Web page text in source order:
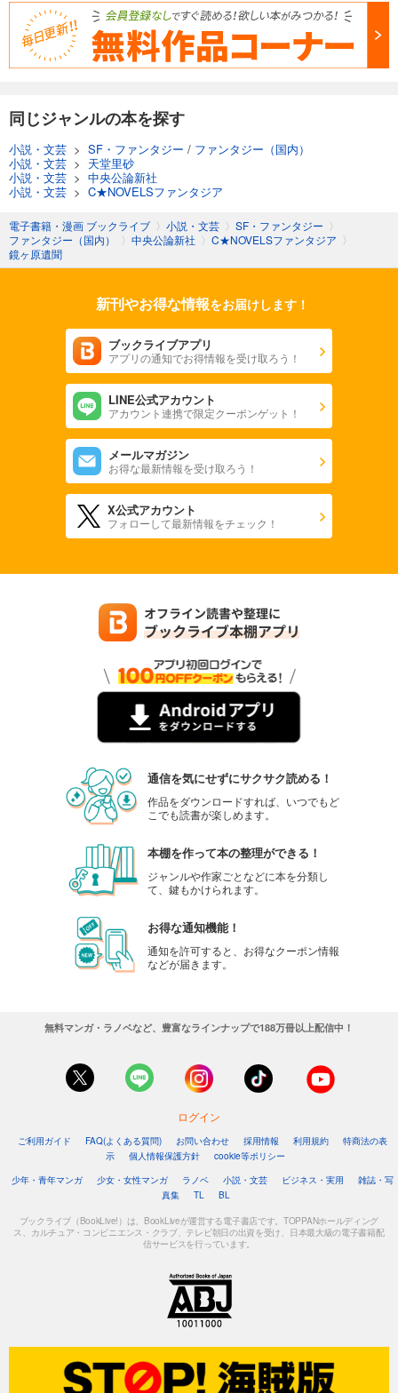
同じジャンルの本を探す
小説・文芸 > SF・ファンタジー / ファンタジー（国内）
小説・文芸 > 天堂里砂
小説・文芸 > 中央公論新社
小説・文芸 > C★NOVELSファンタジア
電子書籍・漫画 ブックライブ 〉 小説・文芸 〉 SF・ファンタジー 〉
ファンタジー（国内）
〉 中央公論新社 〉 C★NOVELSファンタジア 〉
鏡ヶ原遺聞
新刊やお得な情報をお届けします！
ブックライブアプリ
アプリの通知でお得情報を受け取ろう！
LINE公式アカウント
アカウント連携で限定クーポンゲット！
メールマガジン
お得な最新情報を受け取ろう！
X公式アカウント
フォローして最新情報をチェック！
通信を気にせずにサクサク読める！
作品をダウンロードすれば、いつでもど
こでも読書が楽しめます。
本棚を作って本の整理ができる！
ジャンルや作家ごとなどに本を分類し
て、鍵もかけられます。
お得な通知機能！
通知を許可すると、お得なクーポン情報
などが届きます。
無料マンガ・ラノベなど、豊富なラインナップで188万冊以上配信中！
ログイン
ご利用ガイド FAQ(よくある質問) お問い合わせ 採用情報 利用規約
特商法の表
示
個人情報保護方針
cookie等ポリシー
少年・青年マンガ
少女・女性マンガ ラノベ 小説・文芸 ビジネス・実用
雑誌・写
真集
TL BL
ブックライブ（BookLive!）は、BookLiveが運営する電子書店です。TOPPANホールディング
ス、カルチュア・コンビニエンス・クラブ、テレビ朝日の出資を受け、日本最大級の電子書籍配
信サービスを行っています。